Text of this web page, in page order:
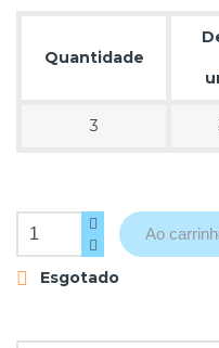
Quantidade
3
Ao
 Esgotado